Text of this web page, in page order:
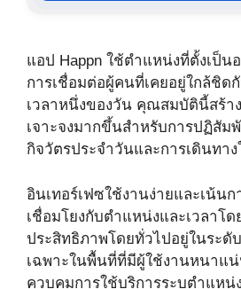
แอป Happn ใช้ตำแหน่งที่ตั้งเป็น
การเชื่อมต่อผู้คนที่เคยอยู่ใกล้ชิด
เวลาหนึ่งของวัน คุณสมบัตินี้สร้า
เจาะจงมากขึ้นสำหรับการปฏิสัม
กิจวัตรประจำวันและการเดินทาง
อินเทอร์เฟซใช้งานง่ายและเน้น
เชื่อมโยงกับตำแหน่งและเวลาโ
ประสิทธิภาพโดยทั่วไปอยู่ในระดั
เฉพาะในพื้นที่ที่มีผู้ใช้งานหนาแ
ควบคุมการใช้บริการระบุตำแหน่